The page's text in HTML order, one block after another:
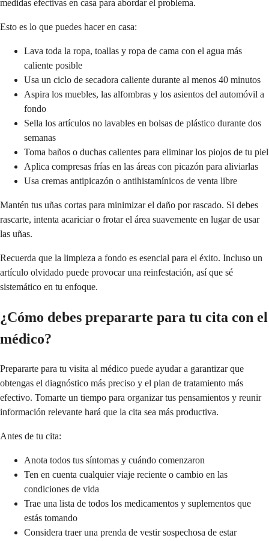
medidas efectivas en casa para abordar el problema.
Esto es lo que puedes hacer en casa:
Lava toda la ropa, toallas y ropa de cama con el agua más
caliente posible
Usa un ciclo de secadora caliente durante al menos 40 minutos
Aspira los muebles, las alfombras y los asientos del automóvil a
fondo
Sella los artículos no lavables en bolsas de plástico durante dos
semanas
Toma baños o duchas calientes para eliminar los piojos de tu piel
Aplica compresas frías en las áreas con picazón para aliviarlas
Usa cremas antipicazón o antihistamínicos de venta libre
Mantén tus uñas cortas para minimizar el daño por rascado. Si debes
rascarte, intenta acariciar o frotar el área suavemente en lugar de usar
las uñas.
Recuerda que la limpieza a fondo es esencial para el éxito. Incluso un
artículo olvidado puede provocar una reinfestación, así que sé
sistemático en tu enfoque.
¿Cómo debes prepararte para tu cita con el
médico?
Prepararte para tu visita al médico puede ayudar a garantizar que
obtengas el diagnóstico más preciso y el plan de tratamiento más
efectivo. Tomarte un tiempo para organizar tus pensamientos y reunir
información relevante hará que la cita sea más productiva.
Antes de tu cita:
Anota todos tus síntomas y cuándo comenzaron
Ten en cuenta cualquier viaje reciente o cambio en las
condiciones de vida
Trae una lista de todos los medicamentos y suplementos que
estás tomando
Considera traer una prenda de vestir sospechosa de estar